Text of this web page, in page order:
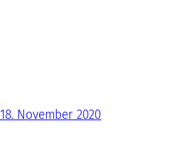
18. November 2020